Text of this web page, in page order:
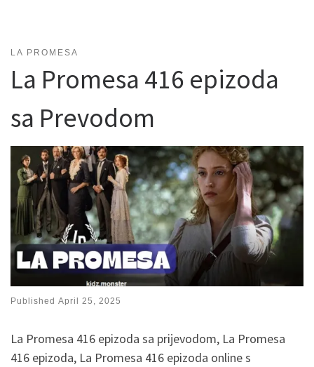
LA PROMESA
La Promesa 416 epizoda
sa Prevodom
Published April 25, 2025
La Promesa 416 epizoda sa prijevodom, La Promesa
416 epizoda, La Promesa 416 epizoda online s